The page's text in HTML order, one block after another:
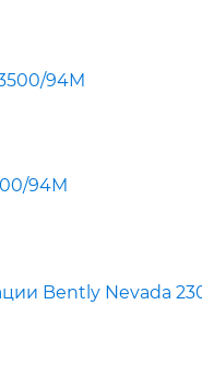
94M